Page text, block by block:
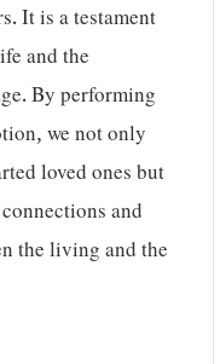
It is a testament
and the
By performing
we not only
loved ones but
and
the living and the